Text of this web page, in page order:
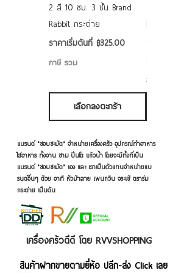
2 สี 10 ซม. 3 ชั้น Brand
Rabbit กระต่าย
ราคาเริ่มต้นที่ ฿325.00
ราคาขายลด
ภาษี รวม
เลือกลงตะกร้า
ภาษี รวม
แบรนด์ "ชอบชะมัด" จำหน่ายเครื่องครัว อุปกรณ์ทำอาหาร
ใส่อาหาร ทั้งจาน ชาม ปิ่นโต แก้วน้ำ โดยจะมีทั้งที่เป็น
แบรนด์ "ชอบชะมัด" เอง และ เราเป็นตัวแทนจำหน่ายแบ
รนด์อื่นๆ ด้วย อาทิ หัวม้าลาย เพนกวิน จระเข้ ตราร่ม
กระต่าย เป็นต้น
เครื่องครัวดีดี โดย RVVSHOPPING
สินค้าฝากขายตามยี่ห้อ ปลีก-ส่ง Click เลย